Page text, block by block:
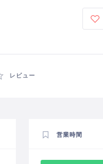
レビュー
営業時間